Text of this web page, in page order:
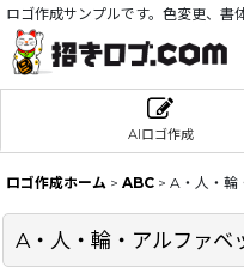
ロゴ作成サンプルです。色変更、書
AIロゴ作成
ロゴ作成ホーム > ABC > A・人・輪
A・人・輪・アルファベ